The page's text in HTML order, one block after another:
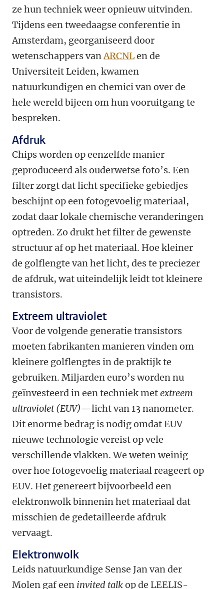
ze hun techniek weer opnieuw uitvinden.
Tijdens een tweedaagse conferentie in
Amsterdam, georganiseerd door
wetenschappers vanARCNLen de
Universiteit Leiden, kwamen
natuurkundigen en chemici van over de
hele wereld bijeen om hun vooruitgang te
bespreken.
Afdruk
Chips worden op eenzelfde manier
geproduceerd als ouderwetse foto’s. Een
filter zorgt dat licht specifieke gebiedjes
beschijnt op een fotogevoelig materiaal,
zodat daar lokale chemische veranderingen
optreden. Zo drukt het filter de gewenste
structuur af op het materiaal. Hoe kleiner
de golflengte van het licht, des te preciezer
de afdruk, wat uiteindelijk leidt tot kleinere
transistors.
Extreem ultraviolet
Voor de volgende generatie transistors
moeten fabrikanten manieren vinden om
kleinere golflengtes in de praktijk te
gebruiken. Miljarden euro’s worden nu
geïnvesteerd in een techniek metextreem
ultraviolet (EUV)—licht van 13 nanometer.
Dit enorme bedrag is nodig omdat EUV
nieuwe technologie vereist op vele
verschillende vlakken. We weten weinig
over hoe fotogevoelig materiaal reageert op
EUV. Het genereert bijvoorbeeld een
elektronwolk binnenin het materiaal dat
misschien de gedetailleerde afdruk
vervaagt.
Elektronwolk
Leids natuurkundige Sense Jan van der
Molen gaf een invited talkop de LEELIS-